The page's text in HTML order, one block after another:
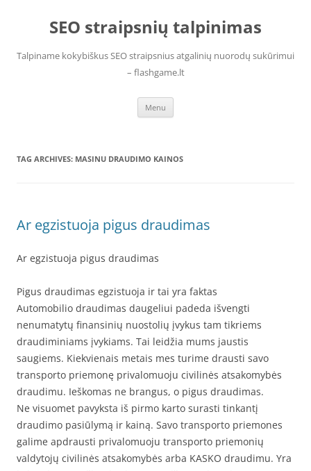
contentSEO straipsnių talpinimas
Talpiname kokybiškus SEO straipsnius atgalinių nuorodų sukūrimui
– flashgame.lt
Menu
TAG ARCHIVES: MASINU DRAUDIMO KAINOS
Ar egzistuoja pigus draudimas
Ar egzistuoja pigus draudimas
Pigus draudimas egzistuoja ir tai yra faktas
Automobilio draudimas daugeliui padeda išvengti
nenumatytų finansinių nuostolių įvykus tam tikriems
draudiminiams įvykiams. Tai leidžia mums jaustis
saugiems. Kiekvienais metais mes turime drausti savo
transporto priemonę privalomuoju civilinės atsakomybės
draudimu. Ieškomas ne brangus, o pigus draudimas.
Ne visuomet pavyksta iš pirmo karto surasti tinkantį
draudimo pasiūlymą ir kainą. Savo transporto priemones
galime apdrausti privalomuoju transporto priemonių
valdytojų civilinės atsakomybės arba KASKO draudimu. Yra